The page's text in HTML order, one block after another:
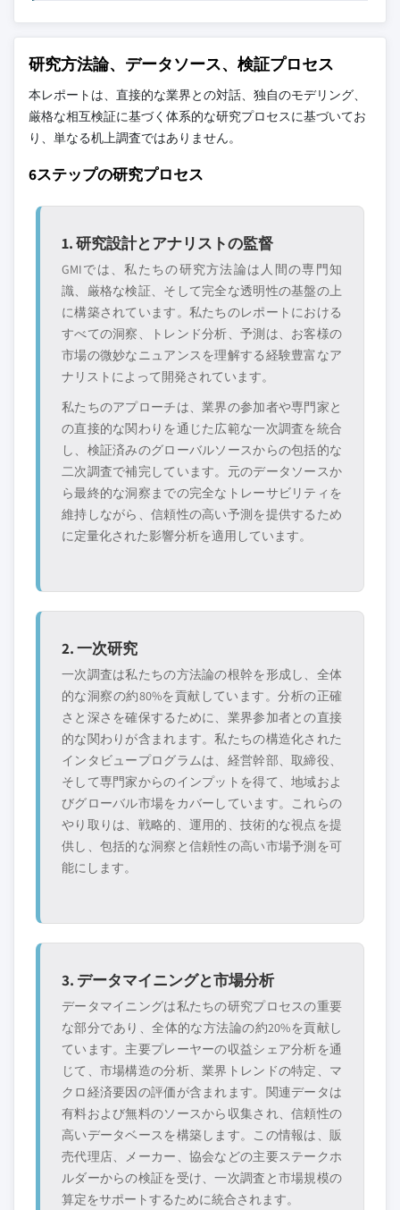
研究方法論、データソース、検証プロセス
本レポートは、直接的な業界との対話、独自のモデリング、
厳格な相互検証に基づく体系的な研究プロセスに基づいてお
り、単なる机上調査ではありません。
6ステップの研究プロセス
1. 研究設計とアナリストの監督
GMIでは、私たちの研究方法論は人間の専門知
識、厳格な検証、そして完全な透明性の基盤の上
に構築されています。私たちのレポートにおける
すべての洞察、トレンド分析、予測は、お客様の
市場の微妙なニュアンスを理解する経験豊富なア
ナリストによって開発されています。
私たちのアプローチは、業界の参加者や専門家と
の直接的な関わりを通じた広範な一次調査を統合
し、検証済みのグローバルソースからの包括的な
二次調査で補完しています。元のデータソースか
ら最終的な洞察までの完全なトレーサビリティを
維持しながら、信頼性の高い予測を提供するため
に定量化された影響分析を適用しています。
2. 一次研究
一次調査は私たちの方法論の根幹を形成し、全体
的な洞察の約80%を貢献しています。分析の正確
さと深さを確保するために、業界参加者との直接
的な関わりが含まれます。私たちの構造化された
インタビュープログラムは、経営幹部、取締役、
そして専門家からのインプットを得て、地域およ
びグローバル市場をカバーしています。これらの
やり取りは、戦略的、運用的、技術的な視点を提
供し、包括的な洞察と信頼性の高い市場予測を可
能にします。
3. データマイニングと市場分析
データマイニングは私たちの研究プロセスの重要
な部分であり、全体的な方法論の約20%を貢献し
ています。主要プレーヤーの収益シェア分析を通
じて、市場構造の分析、業界トレンドの特定、マ
クロ経済要因の評価が含まれます。関連データは
有料および無料のソースから収集され、信頼性の
高いデータベースを構築します。この情報は、販
売代理店、メーカー、協会などの主要ステークホ
ルダーからの検証を受け、一次調査と市場規模の
算定をサポートするために統合されます。